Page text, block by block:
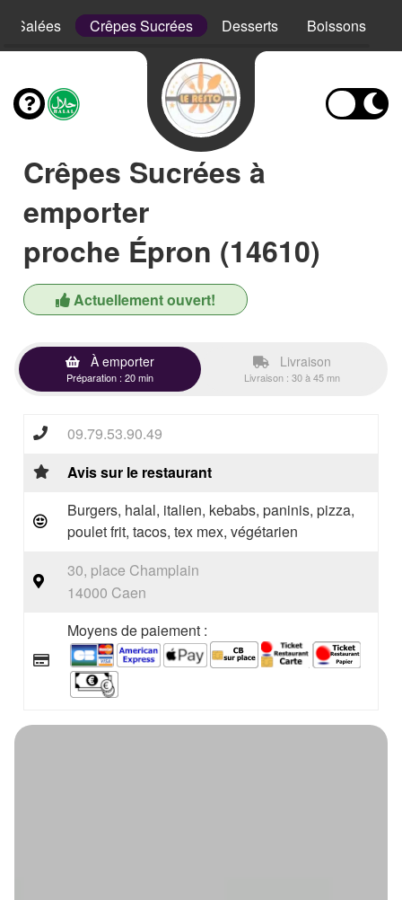
Salées Crêpes Sucrées Desserts Boissons
Crêpes Sucrées à
emporter
proche Épron (14610)
Actuellement ouvert!
À emporter
Préparation : 20 min
Livraison
Livraison : 30 à 45 mn
09.79.53.90.49
Avis sur le restaurant
Burgers, halal, italien, kebabs, paninis, pizza,
poulet frit, tacos, tex mex, végétarien
30, place Champlain
14000 Caen
Moyens de paiement :